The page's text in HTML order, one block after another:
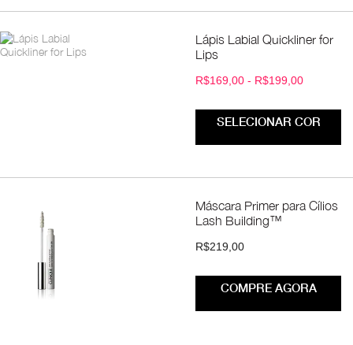
Lápis Labial Quickliner for
Lips
R$169,00 - R$199,00
SELECIONAR COR
Máscara Primer para Cílios
Lash Building™
R$219,00
COMPRE AGORA